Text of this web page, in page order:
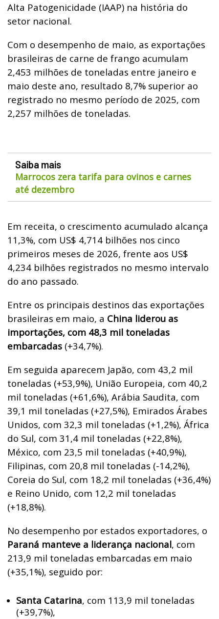
Alta Patogenicidade (IAAP) na história do
setor nacional.
Com o desempenho de maio, as exportações
brasileiras de carne de frango acumulam
2,453 milhões de toneladas entre janeiro e
maio deste ano, resultado 8,7% superior ao
registrado no mesmo período de 2025, com
2,257 milhões de toneladas.
Saiba mais
Marrocos zera tarifa para ovinos e carnes
até dezembro
Em receita, o crescimento acumulado alcança
11,3%, com US$ 4,714 bilhões nos cinco
primeiros meses de 2026, frente aos US$
4,234 bilhões registrados no mesmo intervalo
do ano passado.
Entre os principais destinos das exportações
brasileiras em maio, a China liderou as
importações, com 48,3 mil toneladas
embarcadas (+34,7%).
Em seguida aparecem Japão, com 43,2 mil
toneladas (+53,9%), União Europeia, com 40,2
mil toneladas (+61,6%), Arábia Saudita, com
39,1 mil toneladas (+27,5%), Emirados Árabes
Unidos, com 32,3 mil toneladas (+1,2%), África
do Sul, com 31,4 mil toneladas (+22,8%),
México, com 23,5 mil toneladas (+40,9%),
Filipinas, com 20,8 mil toneladas (-14,2%),
Coreia do Sul, com 18,2 mil toneladas (+36,4%)
e Reino Unido, com 12,2 mil toneladas
(+18,8%).
No desempenho por estados exportadores, o
Paraná manteve a liderança nacional, com
213,9 mil toneladas embarcadas em maio
(+35,1%), seguido por:
Santa Catarina, com 113,9 mil toneladas
(+39,7%),